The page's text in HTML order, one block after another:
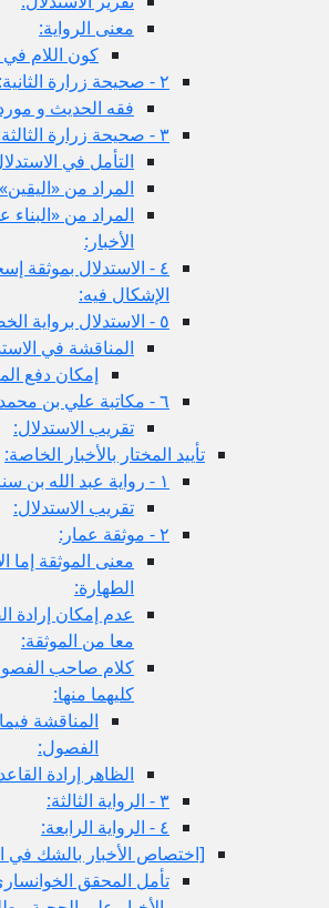
معنى الرواية:
كون اللام
٢ - صحيحة زرارة الثانية:
فقه الحديث و
٣ - صحيحة زرارة الثالثة:
التأمل في
المراد من
المراد من
الأخبار:
٤ - الاستدلال بموثقة
الإشكال فيه:
٥ - الاستدلال برواية الخصال و رواية اخرى:
المناقشة في
إمكان دفع
٦ - مكاتبة علي بن محمد القاساني:
تقريب الاستدلال:
تأييد المختار بالأخبار الخاصة:
١ - رواية عبد الله بن سنان:
تقريب الاستدلال:
٢ - موثقة عمار:
معنى الموثقة إما
الطهارة:
عدم إمكان إرادة
معا من الموثقة:
كلام صاحب
كليهما منها:
المناقشة
الفصول:
الظاهر إرادة
٣ - الرواية الثالثة:
٤ - الرواية الرابعة:
[اختصاص الأخبار بالشك في
تأمل المحقق